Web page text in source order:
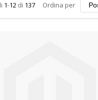
1-12 di 137 Ordina per